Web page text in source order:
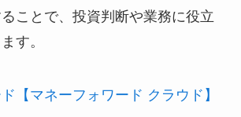
ことで、投資判断や業務に役立
す。
【マネーフォワード クラウド】